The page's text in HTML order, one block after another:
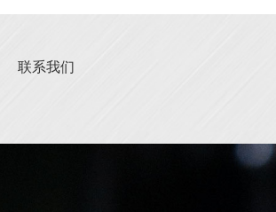
联系我们